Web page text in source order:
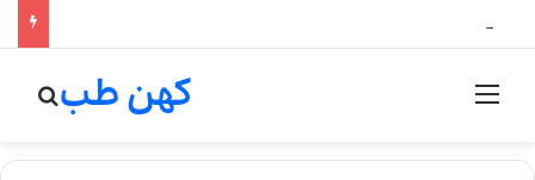
منو کهن طب